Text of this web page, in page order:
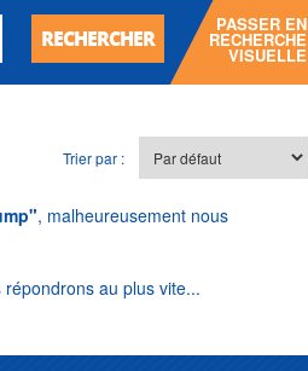
RECHERCHER
PASSER EN
RECHERCHE
VISUELLE
Trier par :
, malheureusement nous
au plus vite...